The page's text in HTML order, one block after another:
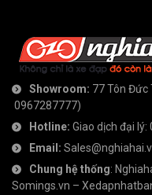
Showroom: 77 Tôn Đức
0967287777)
Hotline: Giao dịch đại lý:
Email:
Chung hệ thống:
Somings.vn –